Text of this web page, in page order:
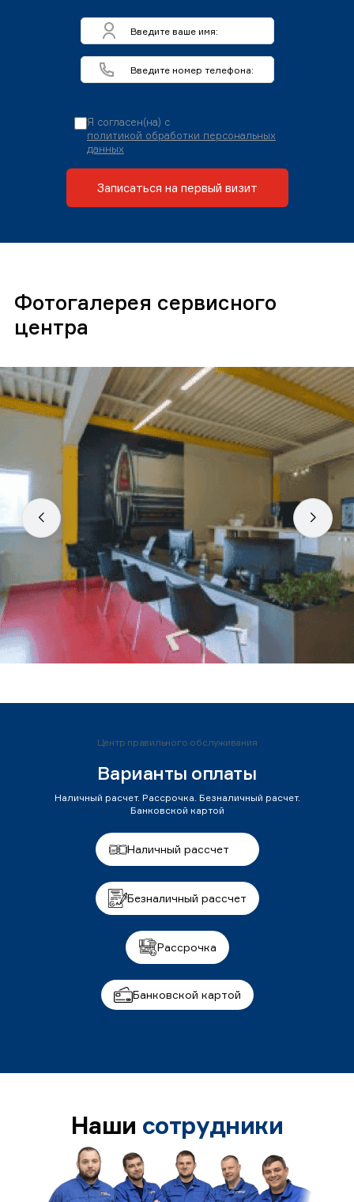
Я согласен(на) с
политикой обработки персональных
данных
Записаться на первый визит
Фотогалерея сервисного
центра
Центр правильного обслуживания
Варианты оплаты
Наличный расчет. Рассрочка. Безналичный расчет.
Банковской картой
Наличный рассчет
Безналичный рассчет
Рассрочка
Банковской картой
Наши сотрудники